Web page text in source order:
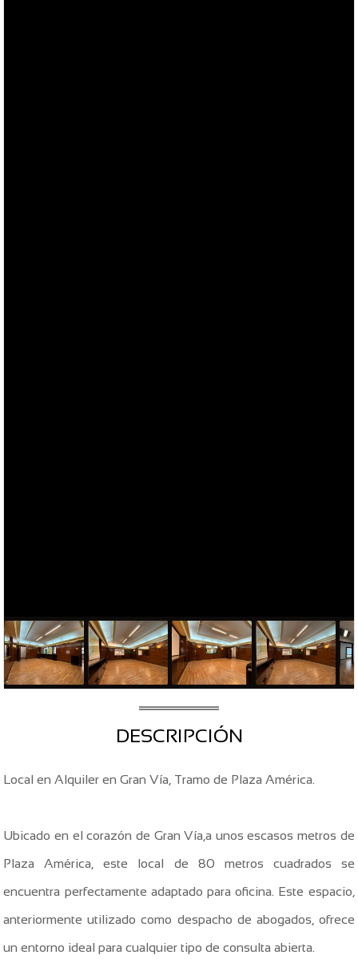
DESCRIPCIÓN
Local en Alquiler en Gran Vía, Tramo de Plaza América.
Ubicado en el corazón de Gran Vía,a unos escasos metros de
Plaza América, este local de 80 metros cuadrados se
encuentra perfectamente adaptado para oficina. Este espacio,
anteriormente utilizado como despacho de abogados, ofrece
un entorno ideal para cualquier tipo de consulta abierta.